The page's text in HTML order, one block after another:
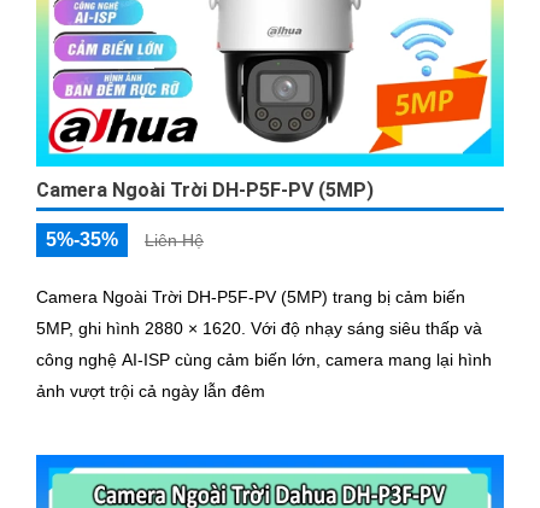
Camera Ngoài Trời DH-P5F-PV (5MP)
5%-35% Liên Hệ
Camera Ngoài Trời DH-P5F-PV (5MP) trang bị cảm biến
5MP, ghi hình 2880 × 1620. Với độ nhạy sáng siêu thấp và
công nghệ AI-ISP cùng cảm biến lớn, camera mang lại hình
ảnh vượt trội cả ngày lẫn đêm